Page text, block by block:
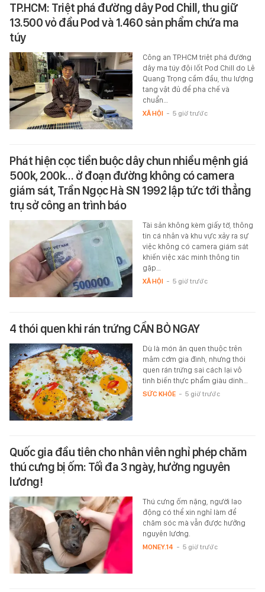
TP.HCM: Triệt phá đường dây Pod Chill, thu giữ
13.500 vỏ đầu Pod và 1.460 sản phẩm chứa ma
túy
Công an TP.HCM triệt phá đường
dây ma túy đội lốt Pod Chill do Lê
Quang Trọng cầm đầu, thu lượng
tang vật đủ để pha chế và
chuẩn…
XÃ HỘI - 5 giờ trước
Phát hiện cọc tiền buộc dây chun nhiều mệnh giá
500k, 200k… ở đoạn đường không có camera
giám sát, Trần Ngọc Hà SN 1992 lập tức tới thẳng
trụ sở công an trình báo
Tài sản không kèm giấy tờ, thông
tin cá nhân và khu vực xảy ra sự
việc không có camera giám sát
khiến việc xác minh thông tin
gặp…
XÃ HỘI - 5 giờ trước
4 thói quen khi rán trứng CẦN BỎ NGAY
Dù là món ăn quen thuộc trên
mâm cơm gia đình, nhưng thói
quen rán trứng sai cách lại vô
tình biến thực phẩm giàu dinh…
SỨC KHỎE - 5 giờ trước
Quốc gia đầu tiên cho nhân viên nghỉ phép chăm
thú cưng bị ốm: Tối đa 3 ngày, hưởng nguyên
lương!
Thú cưng ốm nặng, người lao
động có thể xin nghỉ làm để
chăm sóc mà vẫn được hưởng
nguyên lương.
MONEY.14 - 5 giờ trước